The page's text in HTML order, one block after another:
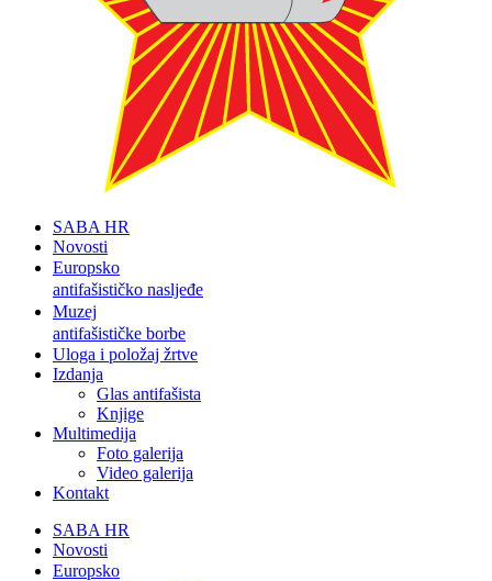
SABA HR
Novosti
Europsko
antifašističko nasljeđe
Muzej
antifašističke borbe
Uloga i položaj žrtve
Izdanja
Glas antifašista
Knjige
Multimedija
Foto galerija
Video galerija
Kontakt
SABA HR
Novosti
Europsko